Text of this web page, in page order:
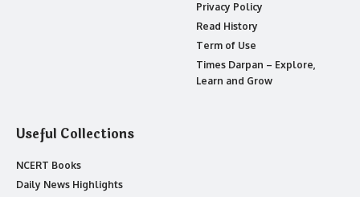
Privacy Policy
Read History
Term of Use
Times Darpan – Explore,
Learn and Grow
Useful Collections
NCERT Books
Daily News Highlights